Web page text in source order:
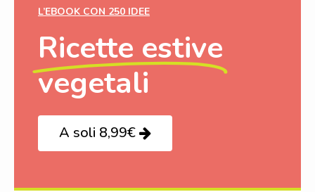
L’EBOOK CON 250 IDEE
Ricette estive
vegetali
A soli 8,99€